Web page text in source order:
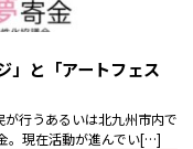
」と「アートフェス
行うあるいは北九州市内で
。現在活動が進んでい[…]